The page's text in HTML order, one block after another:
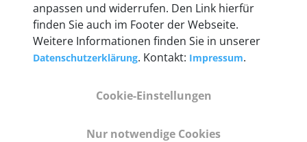
Technische Details &
Lieferumfang
Abmessungen
anpassen und widerrufen. Den Link hierfür
finden Sie auch im Footer der Webseite.
Weitere Informationen finden Sie in unserer
Datenschutzerklärung. Kontakt: Impressum.
Cookie-Einstellungen
Nur notwendige Cookies